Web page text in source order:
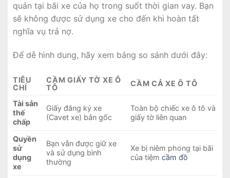
quản tại bãi xe của họ trong suốt thời gian vay. Bạn
sẽ không được sử dụng xe cho đến khi hoàn tất
nghĩa vụ trả nợ.
Để dễ hình dung, hãy xem bảng so sánh dưới đây:
TIÊU
CHÍ
CẦM GIẤY TỜ XE Ô
TÔ
CẦM CẢ XE Ô TÔ
Tài sản
thế
chấp
Giấy đăng ký xe
(Cavet xe) bản gốc
Toàn bộ chiếc xe ô tô và
giấy tờ liên quan
Quyền
sử
dụng
xe
Bạn vẫn được giữ xe
và sử dụng bình
thường
Xe bị niêm phong tại bãi
của tiệmcầm đồ